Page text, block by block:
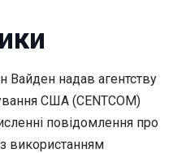
Вайден надав агентству
США (CENTCOM)
повідомлення про
з використанням